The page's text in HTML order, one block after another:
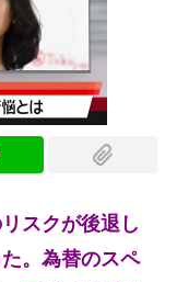
スクが後退し
。為替のスペ